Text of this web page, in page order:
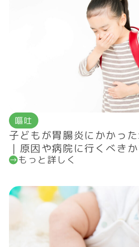
嘔吐
子どもが胃腸炎にかかっ
｜原因や病院に行くべき
もっと詳しく